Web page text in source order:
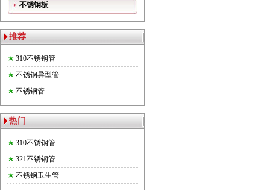
不锈钢板
推荐
310不锈钢管
不锈钢异型管
不锈钢管
热门
310不锈钢管
321不锈钢管
不锈钢卫生管